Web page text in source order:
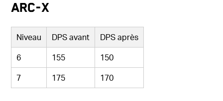
Arc-X
Niveau DPS avant
DPS après
6
155
150
7
175 170